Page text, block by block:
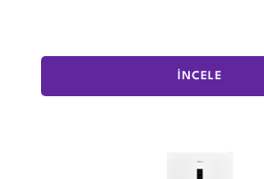
İNCELE